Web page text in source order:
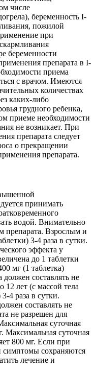
числе
беременность I-
пожилой
при
беременности
препарата в I-
приема
с врачом. Имеются
количествах
каких-либо
грудного ребенка,
приеме необходимости
не возникает. При
препарата следует
о прекращении
препарата.
принимать
водой. Внимательно
препарата. Взрослым и
3-4 раза в сутки.
эффекта у
до 1 таблетки
мг (1 таблетка)
составлять не
12 лет (с массой тела
4 раза в сутки.
составлять не
не разрешен для
суточная
Максимальная суточная
800 мг. Если при
симптомы сохраняются
лечение и